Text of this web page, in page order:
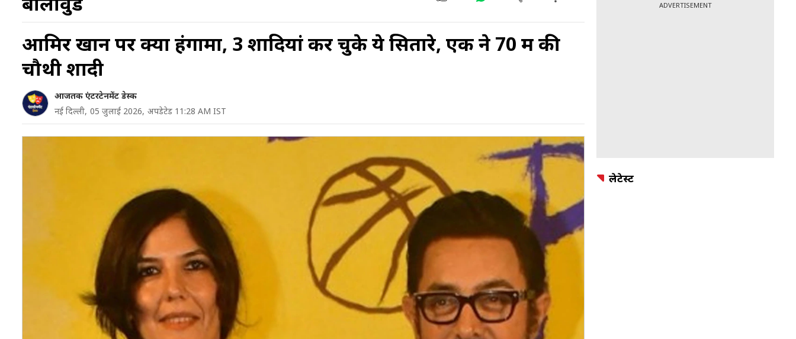
आम‍िर खान पर क्यों हंगामा, 3 शादियां कर चुके ये सितारे, एक ने 70 में की
चौथी शादी
आजतक एंटरटेनमेंट डेस्क
नई दिल्ली, 05 जुलाई 2026, अपडेटेड 11:28 AM IST
ADVERTISEMENT
लेटेस्ट